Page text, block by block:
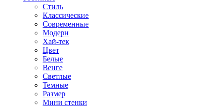
Стиль
Классические
Современные
Модерн
Хай-тек
Цвет
Белые
Венге
Светлые
Темные
Размер
Мини стенки